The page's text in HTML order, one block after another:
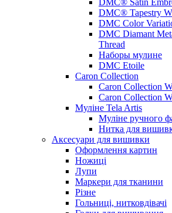
DMC® Tapestry
DMC Color
DMC Diamant
Thread
Наборы мулине
DMC Etoile
Caron Collection
Caron Collection
Caron Collection
Муліне Tela Artis
Муліне ручного
Нитка для
Аксесуари для вишивки
Оформлення картин
Ножиці
Лупи
Маркери для тканини
Різне
Гольниці, нитковдівачі